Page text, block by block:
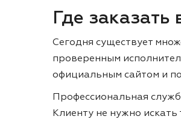
Где заказать
Сегодня существует
проверенным
официальным сайтом и
Профессиональная
Клиенту не нужно